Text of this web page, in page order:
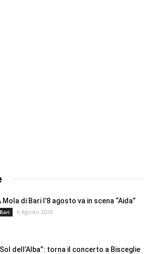
Mola di Bari l’8 agosto va in scena “Aida”
Bari 6 Agosto 2026
dell’Alba”: torna il concerto a Bisceglie